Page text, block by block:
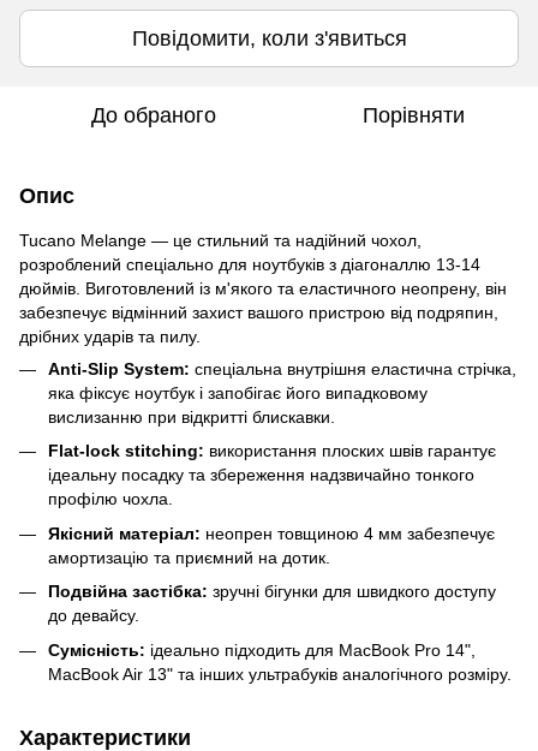
Повідомити, коли з'явиться
До обраного Порівняти
Опис
Tucano Melange — це стильний та надійний чохол,
розроблений спеціально для ноутбуків з діагоналлю 13-14
дюймів. Виготовлений із м'якого та еластичного неопрену, він
забезпечує відмінний захист вашого пристрою від подряпин,
дрібних ударів та пилу.
Anti-Slip System: спеціальна внутрішня еластична стрічка,
яка фіксує ноутбук і запобігає його випадковому
вислизанню при відкритті блискавки.
Flat-lock stitching: використання плоских швів гарантує
ідеальну посадку та збереження надзвичайно тонкого
профілю чохла.
Якісний матеріал: неопрен товщиною 4 мм забезпечує
амортизацію та приємний на дотик.
Подвійна застібка: зручні бігунки для швидкого доступу
до девайсу.
Сумісність: ідеально підходить для MacBook Pro 14",
MacBook Air 13" та інших ультрабуків аналогічного розміру.
Характеристики